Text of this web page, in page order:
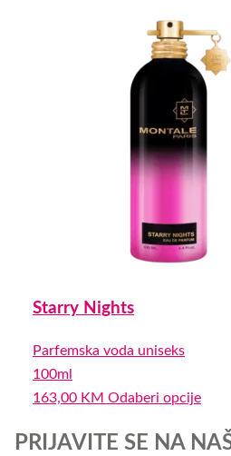
Starry Nights
Parfemska voda uniseks
100ml
0,0
163,00 KM Odaberi opcijeThis
has
PRIJAVITE SE NA